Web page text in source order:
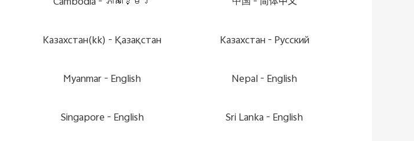
Казахстан(kk) - Қазақстан Казахстан - Pусский
Myanmar - English Nepal - English
Singapore - English Sri Lanka - English